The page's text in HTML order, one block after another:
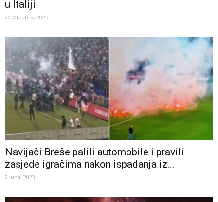
u Italiji
20 Oktobra, 2025
Navijači Breše palili automobile i pravili
zasjede igračima nakon ispadanja iz...
2 Juna, 2023